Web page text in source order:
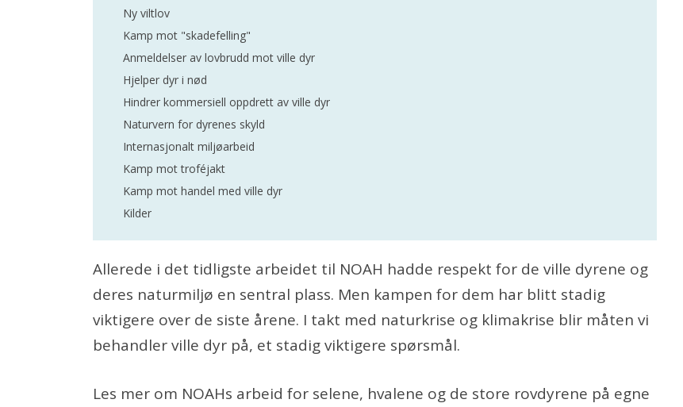
Ny viltlov
Kamp mot "skadefelling"
Anmeldelser av lovbrudd mot ville dyr
Hjelper dyr i nød
Hindrer kommersiell oppdrett av ville dyr
Naturvern for dyrenes skyld
Internasjonalt miljøarbeid
Kamp mot troféjakt
Kamp mot handel med ville dyr
Kilder
Allerede i det tidligste arbeidet til NOAH hadde respekt for de ville dyrene og
deres naturmiljø en sentral plass. Men kampen for dem har blitt stadig
viktigere over de siste årene. I takt med naturkrise og klimakrise blir måten vi
behandler ville dyr på, et stadig viktigere spørsmål.
Les mer om NOAHs arbeid for selene, hvalene og de store rovdyrene på egne